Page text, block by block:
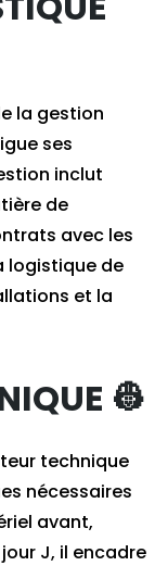
la gestion
ses
inclut
de
avec les
logistique de
et la
👷
technique
nécessaires
avant,
J, il encadre